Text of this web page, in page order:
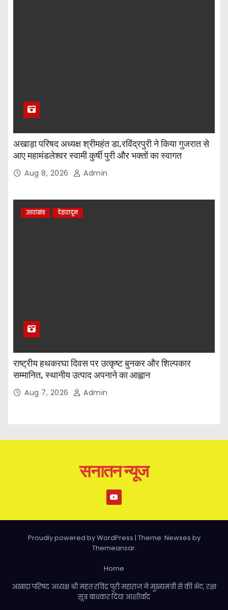
अखाड़ा परिषद अध्यक्ष श्रीमहंत डा.रविंद्रपुरी ने किया गुजरात से
आए महामंडलेश्वर स्वामी कुर्षी पुरी और भक्तों का स्वागत
Aug 8, 2026 Admin
उत्तराखंड देहारादून
राष्ट्रीय हथकरघा दिवस पर उत्कृष्ट बुनकर और शिल्पकार
सम्मानित, स्थानीय उत्पाद अपनाने का आह्वान
Aug 7, 2026 Admin
सनातन न्यूज
Proudly powered by WordPress | Theme: Newses by
Themeansar.
Home
अखाड़ा परिषद अध्यक्ष श्री महंत रविंद्र पुरी महाराज ने मुख्यमंत्री से की भेंट, रक्षा
सूत्र बांधकर दिया आशीर्वाद